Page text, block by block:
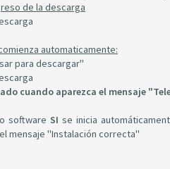
de la descarga
automaticamente:
para descargar"
cuando aparezca el mensaje
software SI se inicia
mensaje "Instalación correcta"